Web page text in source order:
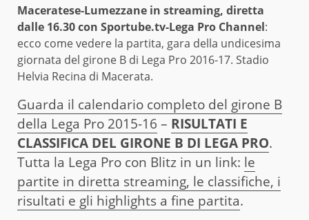
Maceratese-Lumezzane in streaming, diretta
dalle 16.30 con Sportube.tv-Lega Pro Channel:
ecco come vedere la partita, gara della undicesima
giornata del girone B di Lega Pro 2016-17. Stadio
Helvia Recina di Macerata.
Guarda il calendario completo del girone B
della Lega Pro 2015-16 – RISULTATI E
CLASSIFICA DEL GIRONE B DI LEGA PRO.
Tutta la Lega Pro con Blitz in un link: le
partite in diretta streaming, le classifiche, i
risultati e gli highlights a fine partita.